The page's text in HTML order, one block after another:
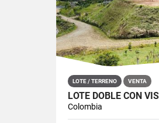
LOTE / TERRENO VENTA
Colombia